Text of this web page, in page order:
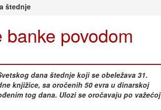
štednje
povodom
dana štednje koji se obeležava 31.
knjižice, sa oročenih 50 evra u dinarskoj
tog dana. Ulozi se oročavaju po važećoj